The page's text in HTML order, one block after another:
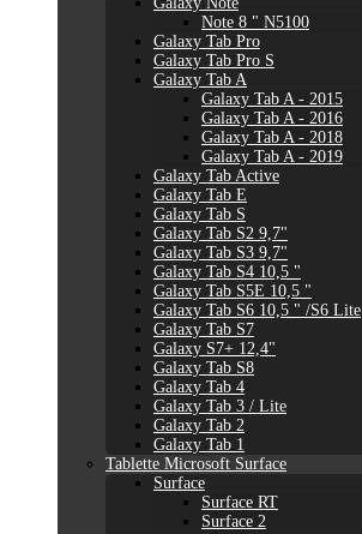
Note 8 " N5100
Galaxy Tab Pro
Galaxy Tab Pro S
Galaxy Tab A
Galaxy Tab A - 2015
Galaxy Tab A - 2016
Galaxy Tab A - 2018
Galaxy Tab A - 2019
Galaxy Tab Active
Galaxy Tab E
Galaxy Tab S
Galaxy Tab S2 9,7"
Galaxy Tab S3 9,7"
Galaxy Tab S4 10,5 "
Galaxy Tab S5E 10,5 "
Galaxy Tab S6 10,5 " /S6 Lite
Galaxy Tab S7
Galaxy S7+ 12,4"
Galaxy Tab S8
Galaxy Tab 4
Galaxy Tab 3 / Lite
Galaxy Tab 2
Galaxy Tab 1
Tablette Microsoft Surface
Surface
Surface RT
Surface 2